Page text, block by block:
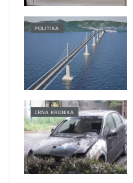
POLITIKA
CRNA KRONIKA